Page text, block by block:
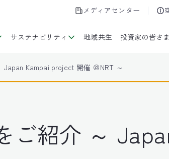
メディアセンター
サステナビリティ 地域共生 投資家の皆さ
Japan Kampai project 開催 ＠NRT ～
ご紹介 ～